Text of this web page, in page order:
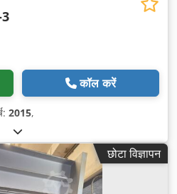
कॉल करें
2015,
छोटा विज्ञापन